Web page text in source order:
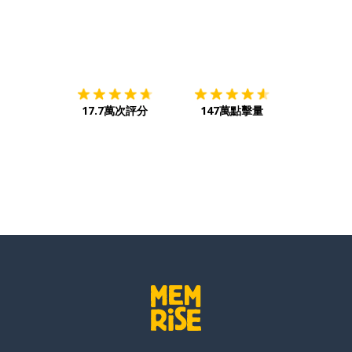
17.7萬次評分 147萬點擊量